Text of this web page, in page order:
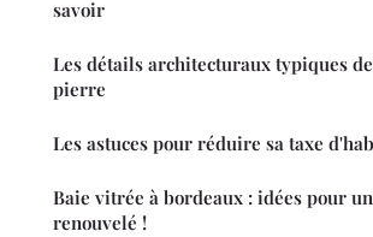
savoir
Les détails architecturaux typiques
pierre
Les astuces pour réduire sa taxe
Baie vitrée à bordeaux : idées pour
renouvelé !